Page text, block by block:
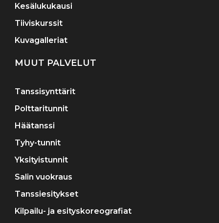
Kesälukukausi
Tiiviskurssit
Kuvagalleriat
MUUT PALVELUT
Tanssisynttärit
Polttaritunnit
Häätanssi
Tyhy-tunnit
Yksityistunnit
Salin vuokraus
Tanssiesitykset
Kilpailu- ja esityskoreografiat